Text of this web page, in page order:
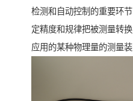
检测和自动控制的重要环
定精度和规律把被测量转
应用的某种物理量的测量装